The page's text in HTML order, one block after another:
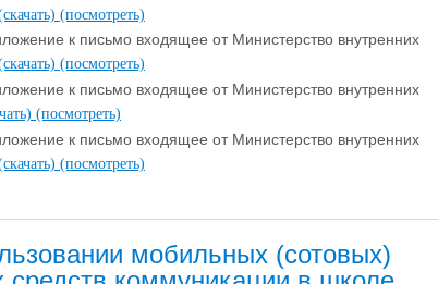
(посмотреть)
к письмо входящее от Министерство внутренних
(посмотреть)
к письмо входящее от Министерство внутренних
(посмотреть)
к письмо входящее от Министерство внутренних
(посмотреть)
мобильных (сотовых)